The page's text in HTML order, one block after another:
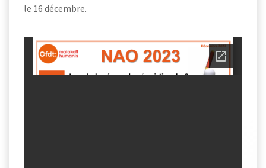
le 16 décembre.